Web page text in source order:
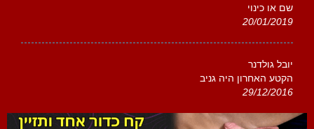
שם או כינוי
20/01/2019
יובל גולדנר
הקטע האחרון היה גניב
29/12/2016